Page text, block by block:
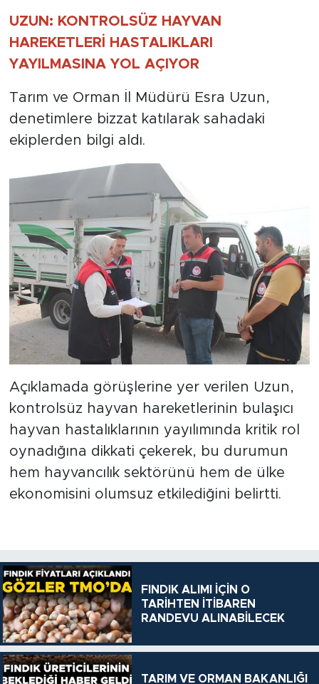
UZUN: KONTROLSÜZ HAYVAN
HAREKETLERİ HASTALIKLARI
YAYILMASINA YOL AÇIYOR
Tarım ve Orman İl Müdürü Esra Uzun,
denetimlere bizzat katılarak sahadaki
ekiplerden bilgi aldı.
Açıklamada görüşlerine yer verilen Uzun,
kontrolsüz hayvan hareketlerinin bulaşıcı
hayvan hastalıklarının yayılımında kritik rol
oynadığına dikkati çekerek, bu durumun
hem hayvancılık sektörünü hem de ülke
ekonomisini olumsuz etkilediğini belirtti.
FINDIK ALIMI İÇİN O
TARİHTEN İTİBAREN
RANDEVU ALINABİLECEK
TARIM VE ORMAN BAKANLIĞI